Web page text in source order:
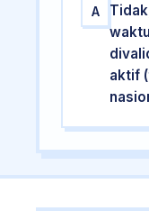
A
aktif